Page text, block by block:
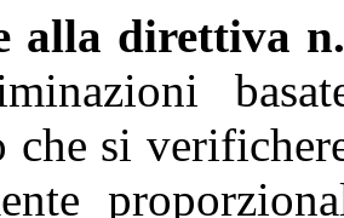
alla direttiva
che si